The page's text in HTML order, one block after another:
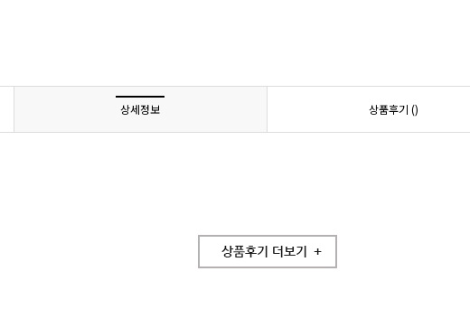
상세정보 상품후기 ()